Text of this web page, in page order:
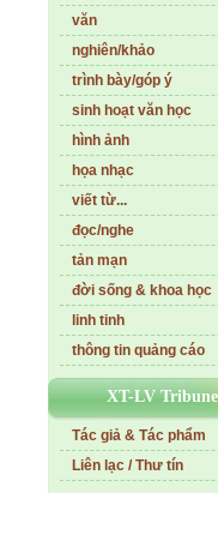
văn
nghiên/khảo
trình bày/góp ý
sinh hoạt văn học
hình ảnh
họa nhạc
viết từ...
đọc/nghe
tản mạn
đời sống & khoa học
linh tinh
thông tin quảng cáo
XT-LV Tribune
Tác giả & Tác phẩm
Liên lạc / Thư tín